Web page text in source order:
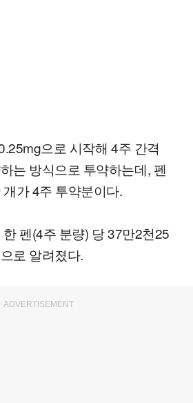
으로 시작해 4주 간격
는 방식으로 투약하는데, 펜
가 4주 투약분이다.
펜(4주 분량) 당 37만2천25
로 알려졌다.
ADVERTISEMENT